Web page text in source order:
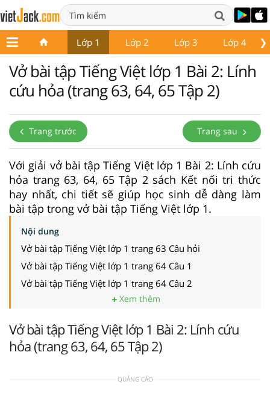
❯
Lớp 1 Lớp 2 Lớp 3 Lớp 4
Vở bài tập Tiếng Việt lớp 1 Bài 2: Lính
cứu hỏa (trang 63, 64, 65 Tập 2)
Trang trước Trang sau
Với giải vở bài tập Tiếng Việt lớp 1 Bài 2: Lính cứu
hỏa trang 63, 64, 65 Tập 2 sách Kết nối tri thức
hay nhất, chi tiết sẽ giúp học sinh dễ dàng làm
bài tập trong vở bài tập Tiếng Việt lớp 1.
Nội dung
Vở bài tập Tiếng Việt lớp 1 trang 63 Câu hỏi
Vở bài tập Tiếng Việt lớp 1 trang 64 Câu 1
Vở bài tập Tiếng Việt lớp 1 trang 64 Câu 2
Xem thêm
Vở bài tập Tiếng Việt lớp 1 Bài 2: Lính cứu
hỏa (trang 63, 64, 65 Tập 2)
QUẢNG CÁO